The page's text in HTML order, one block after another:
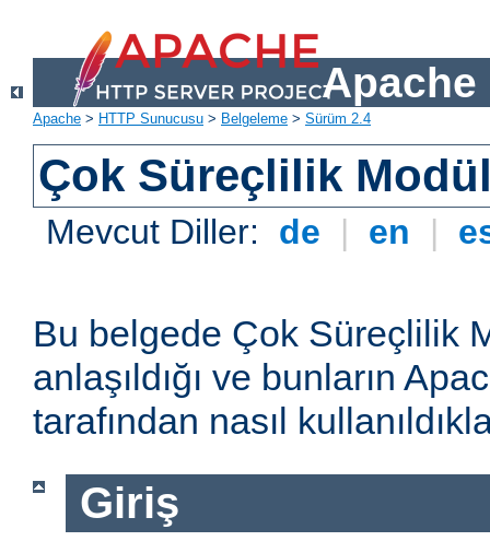
Apache
Apache > HTTP Sunucusu > Belgeleme > Sürüm 2.4
Çok Süreçlilik
Mevcut Diller: de | en |
Bu belgede Çok Süreçlilik
anlaşıldığı ve bunların
tarafından nasıl
Giriş